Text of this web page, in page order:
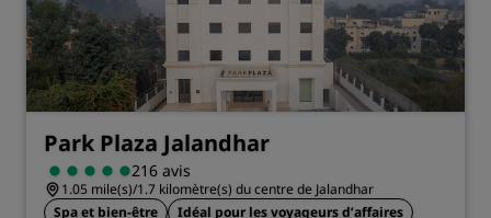
Park Plaza Jalandhar
216 avis
1.05 mile(s)/1.7 kilomètre(s) du centre de Jalandhar
Spa et bien-être
Idéal pour les voyageurs d’affaires